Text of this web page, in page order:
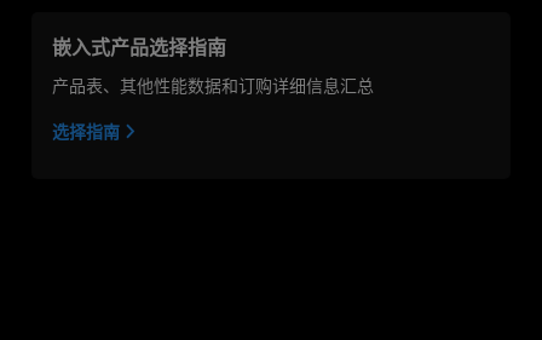
嵌入式产品选择指南
产品表、其他性能数据和订购详细信息汇总
选择指南